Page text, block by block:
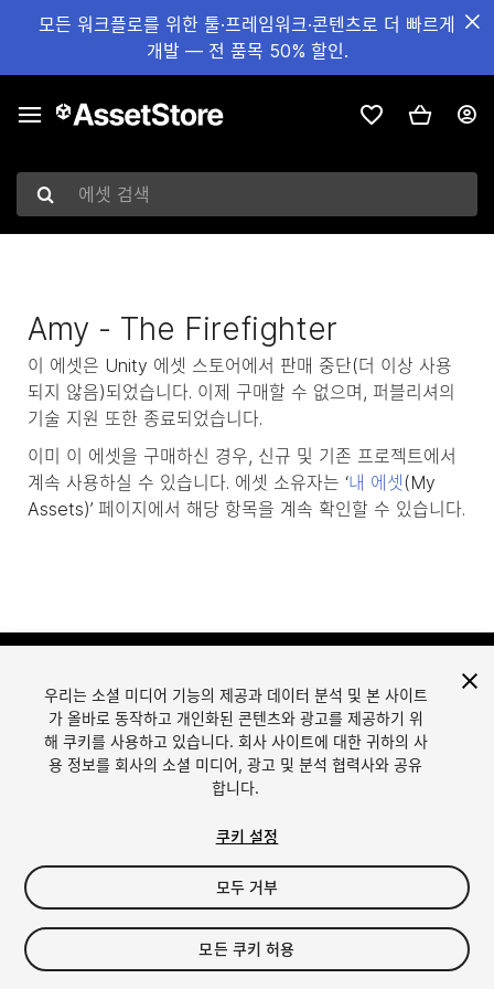
모든 워크플로를 위한 툴·프레임워크·콘텐츠로 더 빠르게
개발 — 전 품목 50% 할인.
에셋 검색
Amy - The Firefighter
이 에셋은 Unity 에셋 스토어에서 판매 중단(더 이상 사용
되지 않음)되었습니다. 이제 구매할 수 없으며, 퍼블리셔의
기술 지원 또한 종료되었습니다.
이미 이 에셋을 구매하신 경우, 신규 및 기존 프로젝트에서
계속 사용하실 수 있습니다. 에셋 소유자는 ‘내 에셋 (My
Assets)’ 페이지에서 해당 항목을 계속 확인할 수 있습니다.
한국어
日本語
Unity에서 에셋 판매
Sell Assets
에셋 스토어 툴
퍼블리셔 로그인
자주 묻는 질문
우리는 소셜 미디어 기능의 제공과 데이터 분석 및 본 사이트
가 올바로 동작하고 개인화된 콘텐츠와 광고를 제공하기 위
해 쿠키를 사용하고 있습니다. 회사 사이트에 대한 귀하의 사
용 정보를 회사의 소셜 미디어, 광고 및 분석 협력사와 공유
합니다.
쿠키 설정
모두 거부
모든 쿠키 허용